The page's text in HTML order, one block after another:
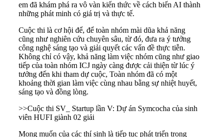
em đã khám phá ra vô vàn kiến thức về cách biến AI thành
những phát minh có giá trị và thực tế.
Cuộc thi là cơ hội để, để toàn nhóm mài dũa khả năng
cũng như nghiên cứu chuyên sâu, từ đó, đưa ra ý tưởng
công nghệ sáng tạo và giải quyết các vấn đề thực tiễn.
Không chỉ có vậy, khả năng làm việc nhóm cũng như giao
tiếp của toàn nhóm ICJ ngày càng được cải thiện từ lúc ý
tưởng đến khi tham dự cuộc, Toàn nhóm đã có một
khoảng thời gian làm việc cùng nhau bằng sự nhiệt huyết,
sáng tạo và đồng lòng.
>>Cuộc thi SV_ Startup lần V: Dự án Symcocha của sinh
viên HUFI giành 02 giải
Mong muốn của các thí sinh là tiếp tục phát triển trong